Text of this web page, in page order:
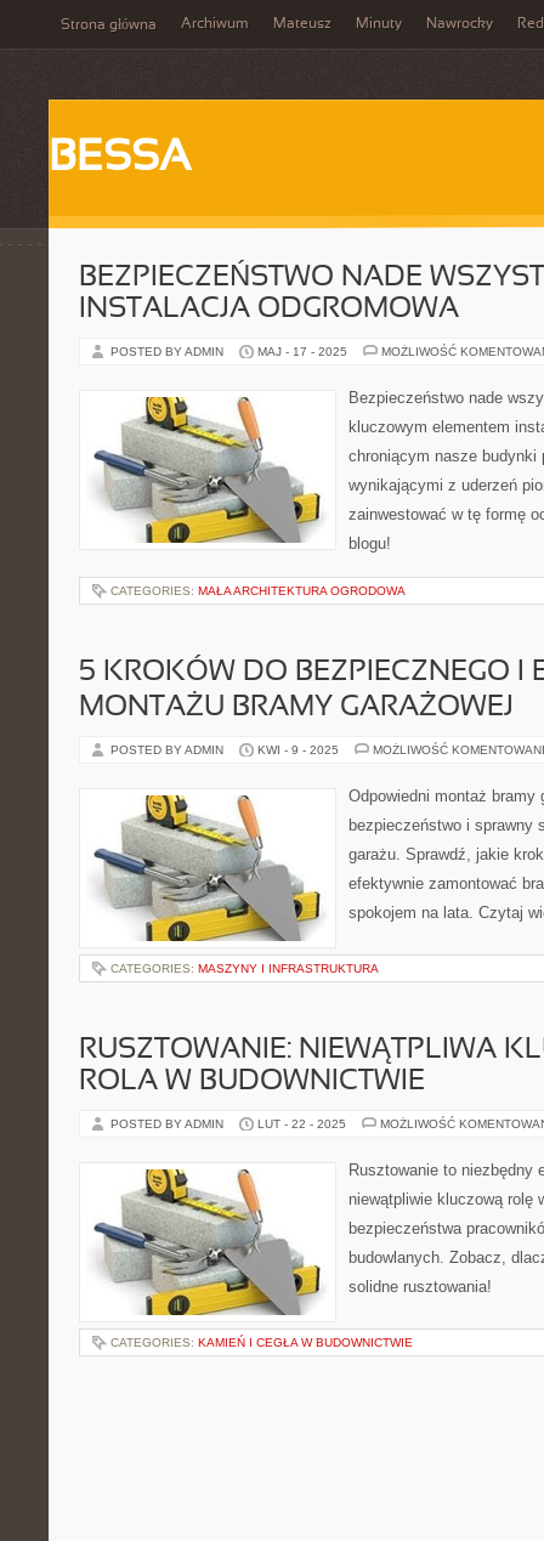
Strona główna Archiwum Mateusz Minuty Nawrocky
BESSA
BEZPIECZEŃSTWO NADE
INSTALACJA ODGROMOWA
POSTED BY ADMIN MAJ - 17 - 2025 MOŻLIWOŚĆ
Bezpieczeństwo nade
kluczowym elementem
chroniącym nasze budynki
wynikającymi z uderzeń
zainwestować w tę formę
blogu!
CATEGORIES: MAŁA ARCHITEKTURA OGRODOWA
5 KROKÓW DO BEZPIECZNEGO I
MONTAŻU BRAMY GARAŻOWEJ
POSTED BY ADMIN KWI - 9 - 2025 MOŻLIWOŚĆ
Odpowiedni montaż bramy
bezpieczeństwo i sprawny
garażu. Sprawdź, jakie
efektywnie zamontować
spokojem na lata. Czytaj
CATEGORIES: MASZYNY I INFRASTRUKTURA
RUSZTOWANIE: NIEWĄTPLIWA
ROLA W BUDOWNICTWIE
POSTED BY ADMIN LUT - 22 - 2025 MOŻLIWOŚĆ
Rusztowanie to niezbędny
niewątpliwie kluczową rolę
bezpieczeństwa
budowlanych. Zobacz,
solidne rusztowania!
CATEGORIES: KAMIEŃ I CEGŁA W BUDOWNICTWIE